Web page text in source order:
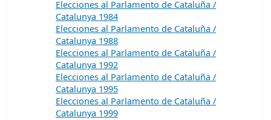
Elecciones al Parlamento de Cataluña /
Catalunya 1984
Elecciones al Parlamento de Cataluña /
Catalunya 1988
Elecciones al Parlamento de Cataluña /
Catalunya 1992
Elecciones al Parlamento de Cataluña /
Catalunya 1995
Elecciones al Parlamento de Cataluña /
Catalunya 1999